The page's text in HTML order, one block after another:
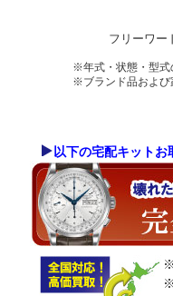
フリーワー
※年式・状態・型式
※ブランド品および
以下の宅配キット